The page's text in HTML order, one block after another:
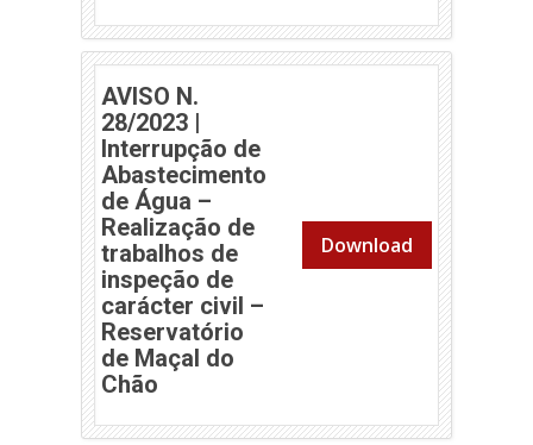
AVISO N.
28/2023 |
Interrupção de
Abastecimento
de Água –
Realização de
trabalhos de
inspeção de
carácter civil –
Reservatório
de Maçal do
Chão
Download